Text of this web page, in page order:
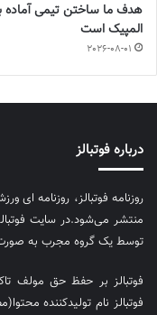
هدف ما ساختن تیمی آماده
المپیک است
2026-08-01
درباره فوتبالز
منتشر می‌شود.در سایت
توسط یک گروه مجرب به صورت
فوتبالز بر حفظ حق مولف
فوتبالز نام تولیدکننده